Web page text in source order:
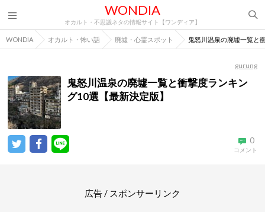
WONDIA
オカルト・不思議ネタの情報サイト【ワンディア】
WONDIA オカルト・怖い話 廃墟・心霊スポット 鬼怒川温泉の廃墟一覧と
gurung
鬼怒川温泉の廃墟一覧と衝撃度ランキン
グ10選【最新決定版】
0
コメント
広告 / スポンサーリンク